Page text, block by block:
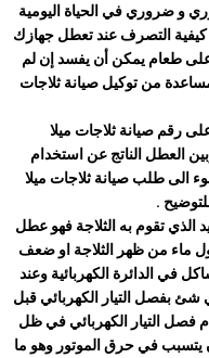
و ضروري في الحياة اليومية
كيفية التصرف عند تعطل جهازك
على طعام يمكن أن يفسد إن لم
من توكيل صيانة ثلاجات
رقم صيانة ثلاجات ميلا
العطل الناتج عن استخدام
الى طلب صيانة ثلاجات ميلا
.
الذي تقوم به الثلاجة فهو عطل
ماء من ظهر الثلاجة او ضعف
في الدائرة الكهربائية وعند
بفصل التيار الكهربائي قبل
فصل التيار الكهربائي في ظل
يتسبب في حرق الموتور وهو ما